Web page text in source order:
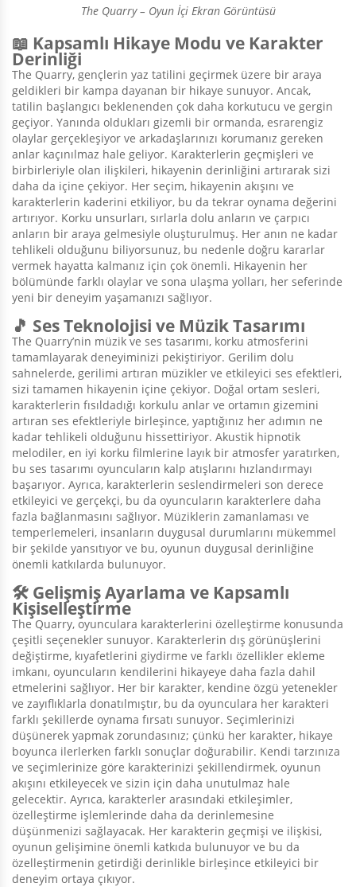
The Quarry – Oyun İçi Ekran Görüntüsü
📖 Kapsamlı Hikaye Modu ve Karakter
Derinliği
The Quarry, gençlerin yaz tatilini geçirmek üzere bir araya
geldikleri bir kampa dayanan bir hikaye sunuyor. Ancak,
tatilin başlangıcı beklenenden çok daha korkutucu ve gergin
geçiyor. Yanında oldukları gizemli bir ormanda, esrarengiz
olaylar gerçekleşiyor ve arkadaşlarınızı korumanız gereken
anlar kaçınılmaz hale geliyor. Karakterlerin geçmişleri ve
birbirleriyle olan ilişkileri, hikayenin derinliğini artırarak sizi
daha da içine çekiyor. Her seçim, hikayenin akışını ve
karakterlerin kaderini etkiliyor, bu da tekrar oynama değerini
artırıyor. Korku unsurları, sırlarla dolu anların ve çarpıcı
anların bir araya gelmesiyle oluşturulmuş. Her anın ne kadar
tehlikeli olduğunu biliyorsunuz, bu nedenle doğru kararlar
vermek hayatta kalmanız için çok önemli. Hikayenin her
bölümünde farklı olaylar ve sona ulaşma yolları, her seferinde
yeni bir deneyim yaşamanızı sağlıyor.
🎵 Ses Teknolojisi ve Müzik Tasarımı
The Quarry’nin müzik ve ses tasarımı, korku atmosferini
tamamlayarak deneyiminizi pekiştiriyor. Gerilim dolu
sahnelerde, gerilimi artıran müzikler ve etkileyici ses efektleri,
sizi tamamen hikayenin içine çekiyor. Doğal ortam sesleri,
karakterlerin fısıldadığı korkulu anlar ve ortamın gizemini
artıran ses efektleriyle birleşince, yaptığınız her adımın ne
kadar tehlikeli olduğunu hissettiriyor. Akustik hipnotik
melodiler, en iyi korku filmlerine layık bir atmosfer yaratırken,
bu ses tasarımı oyuncuların kalp atışlarını hızlandırmayı
başarıyor. Ayrıca, karakterlerin seslendirmeleri son derece
etkileyici ve gerçekçi, bu da oyuncuların karakterlere daha
fazla bağlanmasını sağlıyor. Müziklerin zamanlaması ve
temperlemeleri, insanların duygusal durumlarını mükemmel
bir şekilde yansıtıyor ve bu, oyunun duygusal derinliğine
önemli katkılarda bulunuyor.
🛠️ Gelişmiş Ayarlama ve Kapsamlı
Kişiselleştirme
The Quarry, oyunculara karakterlerini özelleştirme konusunda
çeşitli seçenekler sunuyor. Karakterlerin dış görünüşlerini
değiştirme, kıyafetlerini giydirme ve farklı özellikler ekleme
imkanı, oyuncuların kendilerini hikayeye daha fazla dahil
etmelerini sağlıyor. Her bir karakter, kendine özgü yetenekler
ve zayıflıklarla donatılmıştır, bu da oyunculara her karakteri
farklı şekillerde oynama fırsatı sunuyor. Seçimlerinizi
düşünerek yapmak zorundasınız; çünkü her karakter, hikaye
boyunca ilerlerken farklı sonuçlar doğurabilir. Kendi tarzınıza
ve seçimlerinize göre karakterinizi şekillendirmek, oyunun
akışını etkileyecek ve sizin için daha unutulmaz hale
gelecektir. Ayrıca, karakterler arasındaki etkileşimler,
özelleştirme işlemlerinde daha da derinlemesine
düşünmenizi sağlayacak. Her karakterin geçmişi ve ilişkisi,
oyunun gelişimine önemli katkıda bulunuyor ve bu da
özelleştirmenin getirdiği derinlikle birleşince etkileyici bir
deneyim ortaya çıkıyor.